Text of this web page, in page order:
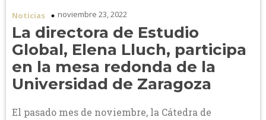
Noticias noviembre 23, 2022
La directora de Estudio
Global, Elena Lluch, participa
en la mesa redonda de la
Universidad de Zaragoza
El pasado mes de noviembre, la Cátedra de